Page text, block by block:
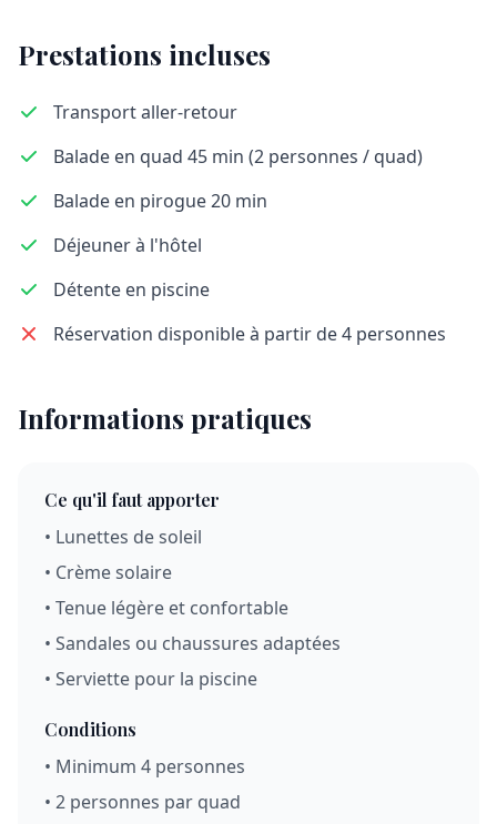
Prestations incluses
Transport aller-retour
Balade en quad 45 min (2 personnes / quad)
Balade en pirogue 20 min
Déjeuner à l'hôtel
Détente en piscine
Réservation disponible à partir de 4 personnes
Informations pratiques
Ce qu'il faut apporter
• Lunettes de soleil
• Crème solaire
• Tenue légère et confortable
• Sandales ou chaussures adaptées
• Serviette pour la piscine
Conditions
• Minimum 4 personnes
• 2 personnes par quad